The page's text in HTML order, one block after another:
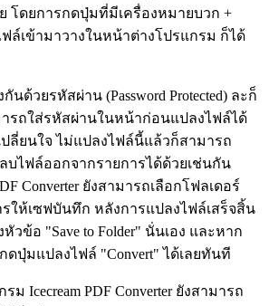
โดยการกดปุ่มที่มีเครื่องหมายบวก +
ล์เข้ามาวางในหน้าต่างโปรแกรม ก็ได้
ด้วยรหัสผ่าน (Password Protected) ละก็
รถใส่รหัสผ่านในหน้าก่อนแปลงไฟล์ได้
ลี่ยนใจ ไม่แปลงไฟล์นี้แล้วก็สามารถ
บไฟล์ออกจากรายการได้ด้วยเช่นกัน
Converter ยังสามารถเลือกโฟลเดอร์
ให้เซฟบันทึก หลังการแปลงไฟล์เสร็จสิ้น
วข้อ "Save to Folder" นั่นเอง และหาก
ปุ่มแปลงไฟล์ "Convert" ได้เลยทันที
Icecream PDF Converter ยังสามารถ